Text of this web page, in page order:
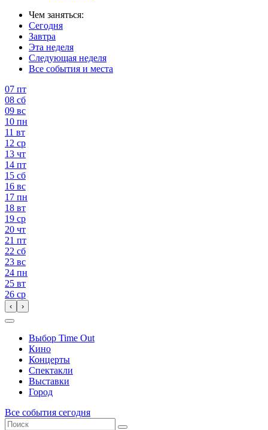
Чем заняться:
Сегодня
Завтра
Эта неделя
Следующая неделя
Все события и места
07 пт
08 сб
09 вс
10 пн
11 вт
12 ср
13 чт
14 пт
15 сб
16 вс
17 пн
18 вт
19 ср
20 чт
21 пт
22 сб
23 вс
24 пн
25 вт
26 ср
‹ ›
Выбор Time Out
Кино
Концерты
Спектакли
Выставки
Город
Все события сегодня